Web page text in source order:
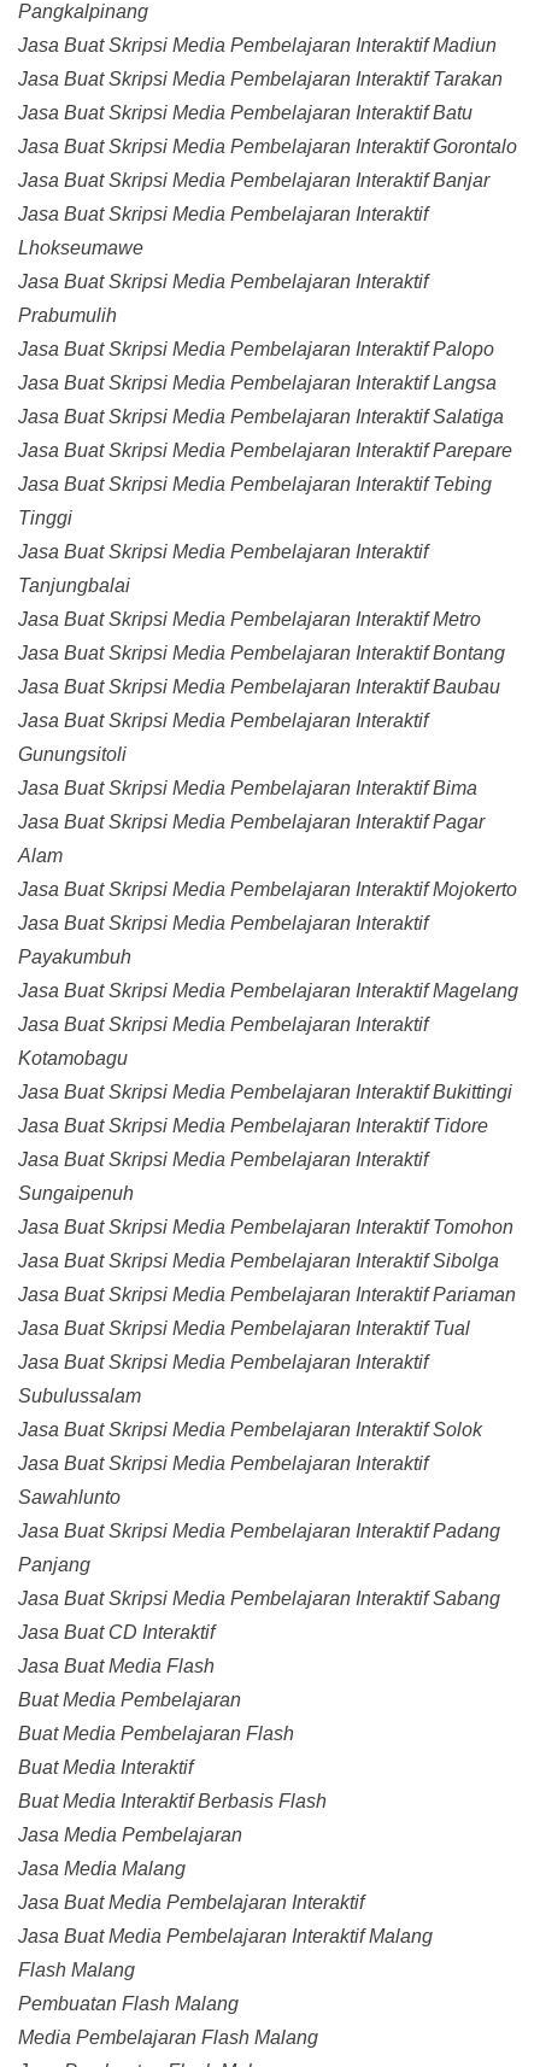
Pangkalpinang
Jasa Buat Skripsi Media Pembelajaran Interaktif Madiun
Jasa Buat Skripsi Media Pembelajaran Interaktif Tarakan
Jasa Buat Skripsi Media Pembelajaran Interaktif Batu
Jasa Buat Skripsi Media Pembelajaran Interaktif Gorontalo
Jasa Buat Skripsi Media Pembelajaran Interaktif Banjar
Jasa Buat Skripsi Media Pembelajaran Interaktif
Lhokseumawe
Jasa Buat Skripsi Media Pembelajaran Interaktif
Prabumulih
Jasa Buat Skripsi Media Pembelajaran Interaktif Palopo
Jasa Buat Skripsi Media Pembelajaran Interaktif Langsa
Jasa Buat Skripsi Media Pembelajaran Interaktif Salatiga
Jasa Buat Skripsi Media Pembelajaran Interaktif Parepare
Jasa Buat Skripsi Media Pembelajaran Interaktif Tebing
Tinggi
Jasa Buat Skripsi Media Pembelajaran Interaktif
Tanjungbalai
Jasa Buat Skripsi Media Pembelajaran Interaktif Metro
Jasa Buat Skripsi Media Pembelajaran Interaktif Bontang
Jasa Buat Skripsi Media Pembelajaran Interaktif Baubau
Jasa Buat Skripsi Media Pembelajaran Interaktif
Gunungsitoli
Jasa Buat Skripsi Media Pembelajaran Interaktif Bima
Jasa Buat Skripsi Media Pembelajaran Interaktif Pagar
Alam
Jasa Buat Skripsi Media Pembelajaran Interaktif Mojokerto
Jasa Buat Skripsi Media Pembelajaran Interaktif
Payakumbuh
Jasa Buat Skripsi Media Pembelajaran Interaktif Magelang
Jasa Buat Skripsi Media Pembelajaran Interaktif
Kotamobagu
Jasa Buat Skripsi Media Pembelajaran Interaktif Bukittingi
Jasa Buat Skripsi Media Pembelajaran Interaktif Tidore
Jasa Buat Skripsi Media Pembelajaran Interaktif
Sungaipenuh
Jasa Buat Skripsi Media Pembelajaran Interaktif Tomohon
Jasa Buat Skripsi Media Pembelajaran Interaktif Sibolga
Jasa Buat Skripsi Media Pembelajaran Interaktif Pariaman
Jasa Buat Skripsi Media Pembelajaran Interaktif Tual
Jasa Buat Skripsi Media Pembelajaran Interaktif
Subulussalam
Jasa Buat Skripsi Media Pembelajaran Interaktif Solok
Jasa Buat Skripsi Media Pembelajaran Interaktif
Sawahlunto
Jasa Buat Skripsi Media Pembelajaran Interaktif Padang
Panjang
Jasa Buat Skripsi Media Pembelajaran Interaktif Sabang
Jasa Buat CD Interaktif
Jasa Buat Media Flash
Buat Media Pembelajaran
Buat Media Pembelajaran Flash
Buat Media Interaktif
Buat Media Interaktif Berbasis Flash
Jasa Media Pembelajaran
Jasa Media Malang
Jasa Buat Media Pembelajaran Interaktif
Jasa Buat Media Pembelajaran Interaktif Malang
Flash Malang
Pembuatan Flash Malang
Media Pembelajaran Flash Malang